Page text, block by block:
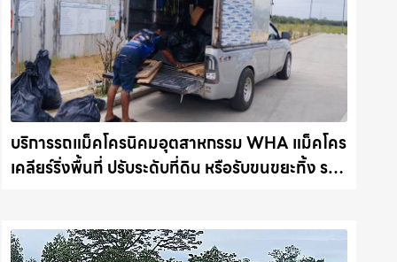
บริการรถแม็คโครนิคมอุตสาหกรรม WHA แม็คโคร
เคลียร์ริ่งพื้นที่ ปรับระดับที่ดิน หรือรับขนขยะทิ้ง รถ